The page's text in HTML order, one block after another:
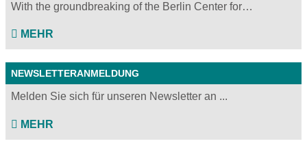
With the groundbreaking of the Berlin Center for…
MEHR
NEWSLETTERANMELDUNG
Melden Sie sich für unseren Newsletter an ...
MEHR